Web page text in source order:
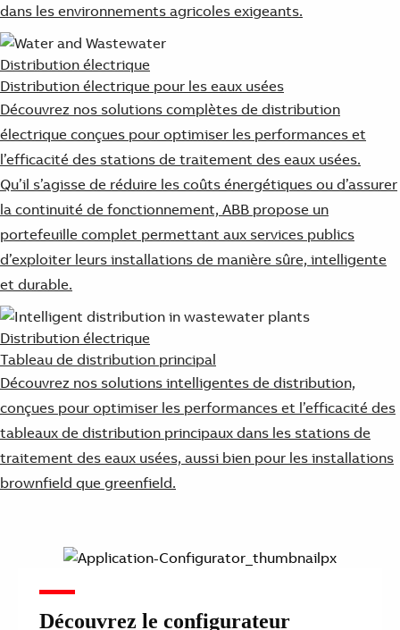
dans les environnements agricoles exigeants.
Distribution électrique
Distribution électrique pour les eaux usées
Découvrez nos solutions complètes de distribution
électrique conçues pour optimiser les performances et
l’efficacité des stations de traitement des eaux usées.
Qu’il s’agisse de réduire les coûts énergétiques ou d’assurer
la continuité de fonctionnement, ABB propose un
portefeuille complet permettant aux services publics
d’exploiter leurs installations de manière sûre, intelligente
et durable.
Distribution électrique
Tableau de distribution principal
Découvrez nos solutions intelligentes de distribution,
conçues pour optimiser les performances et l’efficacité des
tableaux de distribution principaux dans les stations de
traitement des eaux usées, aussi bien pour les installations
brownfield que greenfield.
Découvrez le configurateur